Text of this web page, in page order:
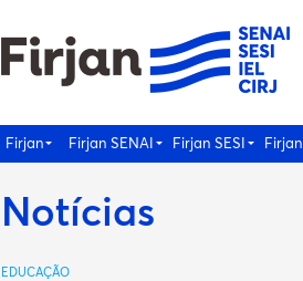
Firjan Firjan SENAI Firjan SESI
Notícias
EDUCAÇÃO